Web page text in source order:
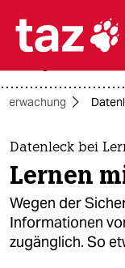

themen
politik
öko
gesellschaft
Datenleck bei
Lernen
Wegen der
Informationen
zugänglich. So